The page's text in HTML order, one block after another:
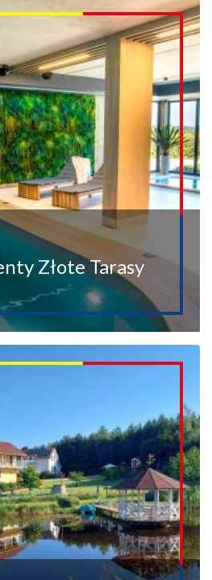
Złote Tarasy